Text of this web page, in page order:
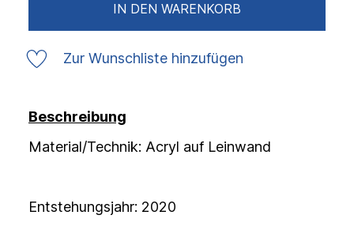
IN DEN WARENKORB
Zur Wunschliste hinzufügen
Beschreibung
Material/Technik: Acryl auf Leinwand
Entstehungsjahr: 2020